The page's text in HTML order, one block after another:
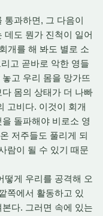
통과하면, 그 다음이
데도 뭔가 진척이 일어
개를 해 봐도 별로 소
고 곧바로 악한 영들
고 우리 몸을 망가뜨
몸의 상태가 더 나빠
고비다. 이것이 회개
돌파해야 비로소 영
저주들도 풀리게 되
람이 될 수 있기 때문
떻게 우리를 공격해 오
쪽에서 활동하고 있
다. 그러면 속에 있는